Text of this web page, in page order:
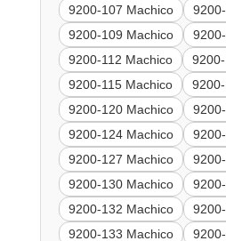
9200-107 Machico
9200-109 Machico
9200-112 Machico
9200-115 Machico
9200-120 Machico
9200-124 Machico
9200-127 Machico
9200-130 Machico
9200-132 Machico
9200-133 Machico